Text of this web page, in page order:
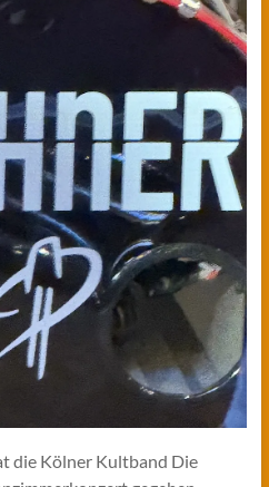
die Kölner Kultband Die